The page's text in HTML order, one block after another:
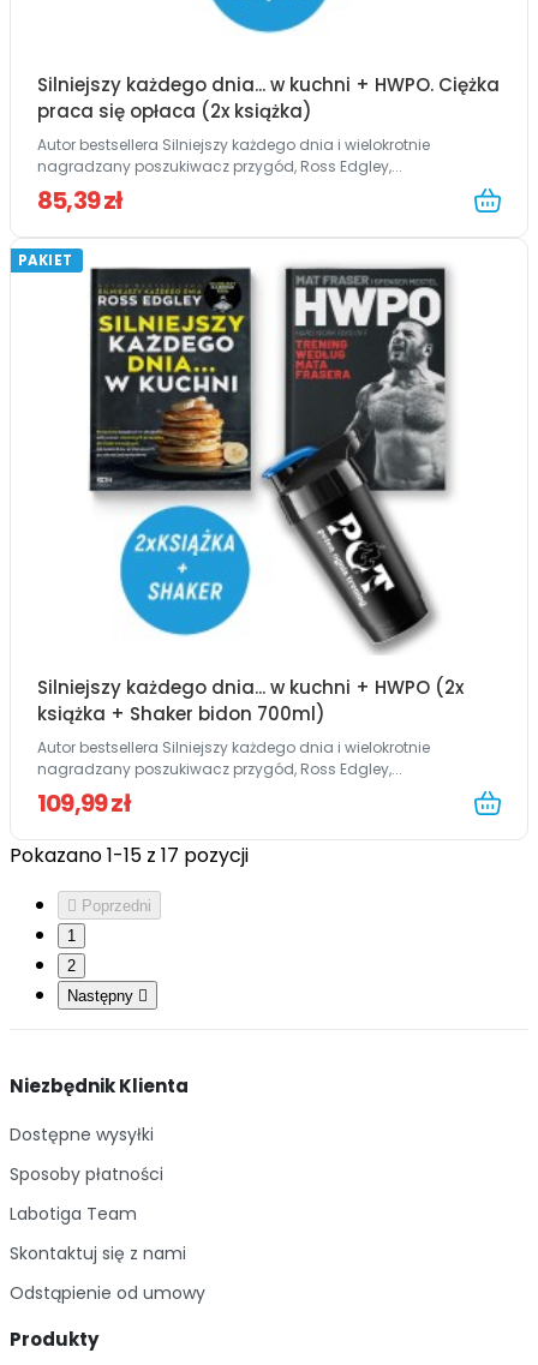
Silniejszy każdego dnia... w kuchni + HWPO. Ciężka
praca się opłaca (2x książka)
Autor bestsellera Silniejszy każdego dnia i wielokrotnie
nagradzany poszukiwacz przygód, Ross Edgley,...
85,39 zł
PAKIET
Silniejszy każdego dnia... w kuchni + HWPO (2x
książka + Shaker bidon 700ml)
Autor bestsellera Silniejszy każdego dnia i wielokrotnie
nagradzany poszukiwacz przygód, Ross Edgley,...
109,99 zł
Pokazano 1-15 z 17 pozycji
 Poprzedni
1
2
Następny 
Niezbędnik Klienta
Dostępne wysyłki
Sposoby płatności
Labotiga Team
Skontaktuj się z nami
Odstąpienie od umowy
Produkty